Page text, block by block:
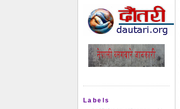
Labels